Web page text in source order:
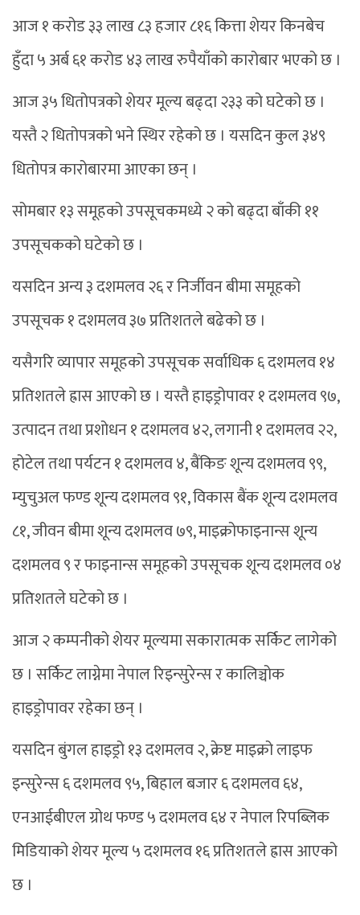
आज १ करोड ३३ लाख ८३ हजार ८१६ कित्ता शेयर किनबेच
हुँदा ५ अर्ब ६१ करोड ४३ लाख रुपैयाँको कारोबार भएको छ ।
आज ३५ धितोपत्रको शेयर मूल्य बढ्दा २३३ को घटेको छ ।
यस्तै २ धितोपत्रको भने स्थिर रहेको छ । यसदिन कुल ३४९
धितोपत्र कारोबारमा आएका छन् ।
सोमबार १३ समूहको उपसूचकमध्ये २ को बढ्दा बाँकी ११
उपसूचकको घटेको छ ।
यसदिन अन्य ३ दशमलव २६ र निर्जीवन बीमा समूहको
उपसूचक १ दशमलव ३७ प्रतिशतले बढेको छ ।
यसैगरि व्यापार समूहको उपसूचक सर्वाधिक ६ दशमलव १४
प्रतिशतले ह्रास आएको छ । यस्तै हाइड्रोपावर १ दशमलव ९७,
उत्पादन तथा प्रशोधन १ दशमलव ४२, लगानी १ दशमलव २२,
होटेल तथा पर्यटन १ दशमलव ४, बैंकिङ शून्य दशमलव ९९,
म्युचुअल फण्ड शून्य दशमलव ९१, विकास बैंक शून्य दशमलव
८१, जीवन बीमा शून्य दशमलव ७९, माइक्रोफाइनान्स शून्य
दशमलव ९ र फाइनान्स समूहको उपसूचक शून्य दशमलव ०४
प्रतिशतले घटेको छ ।
आज २ कम्पनीको शेयर मूल्यमा सकारात्मक सर्किट लागेको
छ । सर्किट लाग्नेमा नेपाल रिइन्सुरेन्स र कालिञ्चोक
हाइड्रोपावर रहेका छन् ।
यसदिन बुंगल हाइड्रो १३ दशमलव २, क्रेष्ट माइक्रो लाइफ
इन्सुरेन्स ६ दशमलव ९५, बिहाल बजार ६ दशमलव ६४,
एनआईबीएल ग्रोथ फण्ड ५ दशमलव ६४ र नेपाल रिपब्लिक
मिडियाको शेयर मूल्य ५ दशमलव १६ प्रतिशतले ह्रास आएको
छ ।